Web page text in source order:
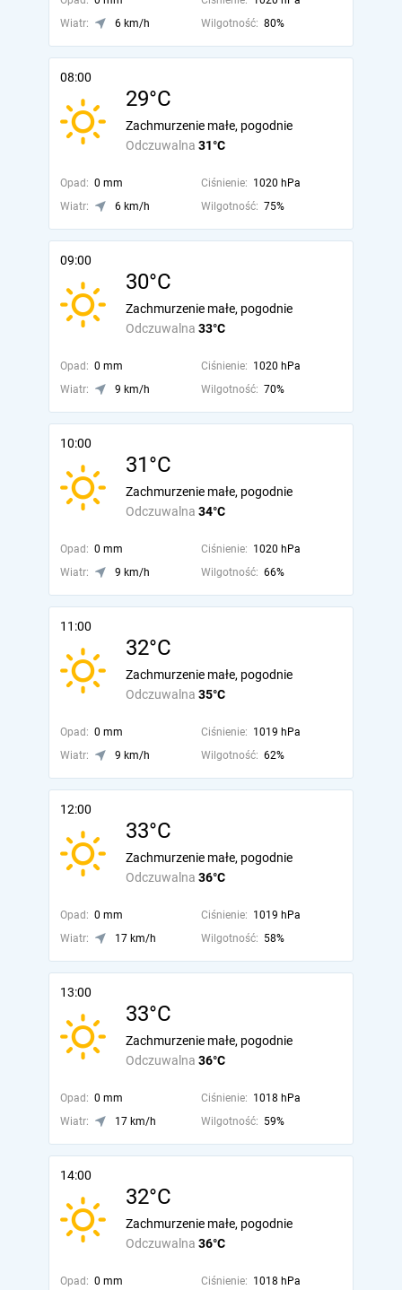
Wiatr:
6 km/h Wilgotność: 80%
08:00
29°C
Odczuwalna 31°C
Zachmurzenie małe, pogodnie
Opad: 0 mm Ciśnienie: 1020 hPa
Wiatr:
6 km/h Wilgotność: 75%
09:00
30°C
Odczuwalna 33°C
Zachmurzenie małe, pogodnie
Opad: 0 mm Ciśnienie: 1020 hPa
Wiatr:
9 km/h Wilgotność: 70%
10:00
31°C
Odczuwalna 34°C
Zachmurzenie małe, pogodnie
Opad: 0 mm Ciśnienie: 1020 hPa
Wiatr:
9 km/h Wilgotność: 66%
11:00
32°C
Odczuwalna 35°C
Zachmurzenie małe, pogodnie
Opad: 0 mm Ciśnienie: 1019 hPa
Wiatr:
9 km/h Wilgotność: 62%
12:00
33°C
Odczuwalna 36°C
Zachmurzenie małe, pogodnie
Opad: 0 mm Ciśnienie: 1019 hPa
Wiatr:
17 km/h Wilgotność: 58%
13:00
33°C
Odczuwalna 36°C
Zachmurzenie małe, pogodnie
Opad: 0 mm Ciśnienie: 1018 hPa
Wiatr:
17 km/h Wilgotność: 59%
14:00
32°C
Odczuwalna 36°C
Zachmurzenie małe, pogodnie
Opad: 0 mm Ciśnienie: 1018 hPa